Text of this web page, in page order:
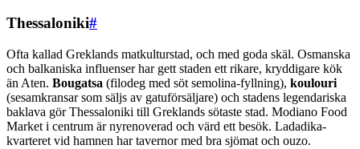
Thessaloniki#
Ofta kallad Greklands matkulturstad, och med goda skäl. Osmanska
och balkaniska influenser har gett staden ett rikare, kryddigare kök
än Aten. Bougatsa (filodeg med söt semolina-fyllning), koulouri
(sesamkransar som säljs av gatuförsäljare) och stadens legendariska
baklava gör Thessaloniki till Greklands sötaste stad. Modiano Food
Market i centrum är nyrenoverad och värd ett besök. Ladadika-
kvarteret vid hamnen har tavernor med bra sjömat och ouzo.